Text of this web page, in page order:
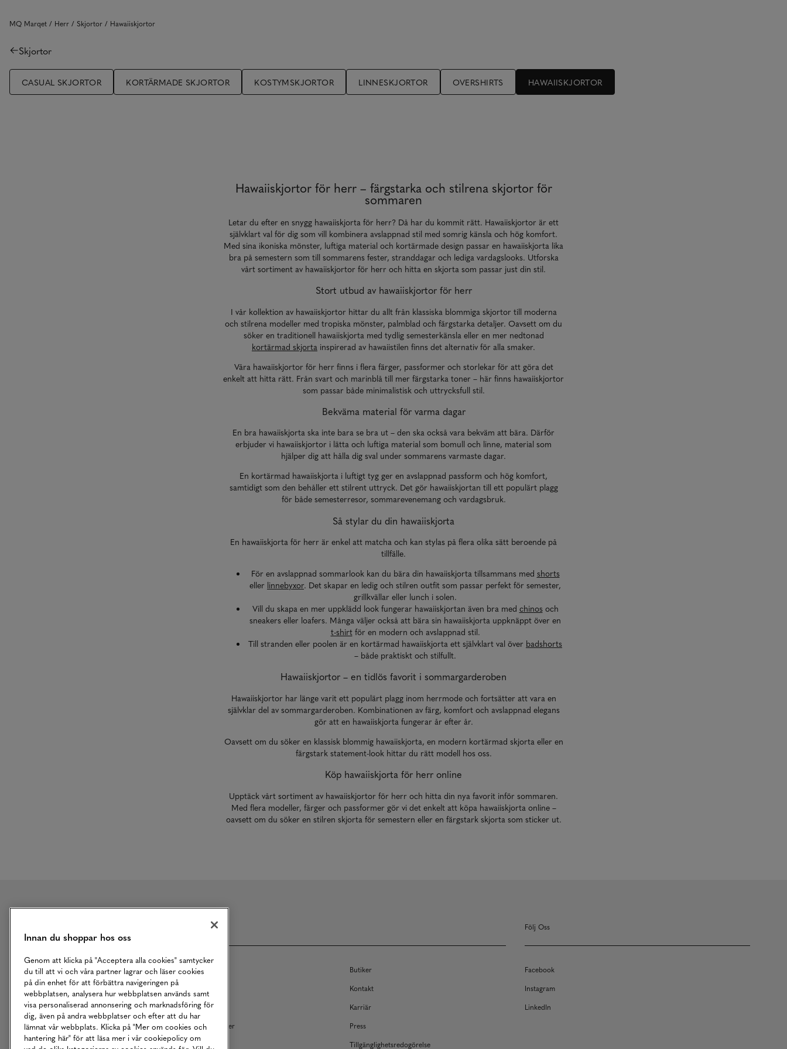
MQ Marqet Herr Skjortor Hawaiiskjortor
Skjortor
CASUAL SKJORTOR KORTÄRMADE SKJORTOR KOSTYMSKJORTOR LINNESKJORTOR OVERSHIRTS HAWAIISKJORTOR
Hawaiiskjortor för herr – färgstarka och stilrena skjortor för
sommaren
Letar du efter en snygg hawaiiskjorta för herr? Då har du kommit rätt. Hawaiiskjortor är ett
självklart val för dig som vill kombinera avslappnad stil med somrig känsla och hög komfort.
Med sina ikoniska mönster, luftiga material och kortärmade design passar en hawaiiskjorta lika
bra på semestern som till sommarens fester, stranddagar och lediga vardagslooks. Utforska
vårt sortiment av hawaiiskjortor för herr och hitta en skjorta som passar just din stil.
Stort utbud av hawaiiskjortor för herr
I vår kollektion av hawaiiskjortor hittar du allt från klassiska blommiga skjortor till moderna
och stilrena modeller med tropiska mönster, palmblad och färgstarka detaljer. Oavsett om du
söker en traditionell hawaiiskjorta med tydlig semesterkänsla eller en mer nedtonad
kortärmad skjorta inspirerad av hawaiistilen finns det alternativ för alla smaker.
Våra hawaiiskjortor för herr finns i flera färger, passformer och storlekar för att göra det
enkelt att hitta rätt. Från svart och marinblå till mer färgstarka toner – här finns hawaiiskjortor
som passar både minimalistisk och uttrycksfull stil.
Bekväma material för varma dagar
En bra hawaiiskjorta ska inte bara se bra ut – den ska också vara bekväm att bära. Därför
erbjuder vi hawaiiskjortor i lätta och luftiga material som bomull och linne, material som
hjälper dig att hålla dig sval under sommarens varmaste dagar.
En kortärmad hawaiiskjorta i luftigt tyg ger en avslappnad passform och hög komfort,
samtidigt som den behåller ett stilrent uttryck. Det gör hawaiiskjortan till ett populärt plagg
för både semesterresor, sommarevenemang och vardagsbruk.
Så stylar du din hawaiiskjorta
En hawaiiskjorta för herr är enkel att matcha och kan stylas på flera olika sätt beroende på
tillfälle.
För en avslappnad sommarlook kan du bära din hawaiiskjorta tillsammans med shorts
eller linnebyxor. Det skapar en ledig och stilren outfit som passar perfekt för semester,
grillkvällar eller lunch i solen.
Vill du skapa en mer uppklädd look fungerar hawaiiskjortan även bra med chinos och
sneakers eller loafers. Många väljer också att bära sin hawaiiskjorta uppknäppt över en
t-shirtför en modern och avslappnad stil.
Till stranden eller poolen är en kortärmad hawaiiskjorta ett självklart val över badshorts
– både praktiskt och stilfullt.
Hawaiiskjortor – en tidlös favorit i sommargarderoben
Hawaiiskjortor har länge varit ett populärt plagg inom herrmode och fortsätter att vara en
självklar del av sommargarderoben. Kombinationen av färg, komfort och avslappnad elegans
gör att en hawaiiskjorta fungerar år efter år.
Oavsett om du söker en klassisk blommig hawaiiskjorta, en modern kortärmad skjorta eller en
färgstark statement-look hittar du rätt modell hos oss.
Köp hawaiiskjorta för herr online
Upptäck vårt sortiment av hawaiiskjortor för herr och hitta din nya favorit inför sommaren.
Med flera modeller, färger och passformer gör vi det enkelt att köpa hawaiiskjorta online –
oavsett om du söker en stilren skjorta för semestern eller en färgstark skjorta som sticker ut.
Om MQ Marqet Bli Medlem
Butiker
Kundservice
Kontakt
Returer
Köpvillkor
Karriär
Vårt Ansvar
Våra Tjänster
Press
Studentrabatt
B2B Tillgänglighetsredogörelse
Följ Oss
Facebook
Instagram
LinkedIn
Innan du shoppar hos oss
Genom att klicka på "Acceptera alla cookies" samtycker
du till att vi och våra partner lagrar och läser cookies
på din enhet för att förbättra navigeringen på
webbplatsen, analysera hur webbplatsen används samt
visa personaliserad annonsering och marknadsföring för
dig, även på andra webbplatser och efter att du har
lämnat vår webbplats. Klicka på "Mer om cookies och
hantering här" för att läsa mer i vår cookiepolicy om